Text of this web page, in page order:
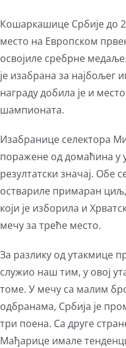
Кошаркашице Србије до
место на Европском
освојиле сребрне
је изабрана за најбољег
награду добила је и
шампионата.
Изабранице селектора
поражене од домаћина у
резултатски значај. Обе
оствариле примаран циљ,
који је изборила и
мечу за треће место.
За разлику од утакмице
служио наш тим, у овој
томе. У мечу са малим
одбранама, Србија је
три поена. Са друге
Мађарице имале